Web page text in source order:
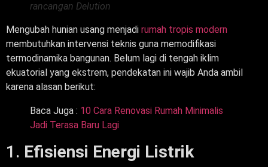
rancangan Delution
Mengubah hunian usang menjadi rumah tropis modern
membutuhkan intervensi teknis guna memodifikasi
termodinamika bangunan. Belum lagi di tengah iklim
ekuatorial yang ekstrem, pendekatan ini wajib Anda ambil
karena alasan berikut:
Baca Juga : 10 Cara Renovasi Rumah Minimalis
Jadi Terasa Baru Lagi
1. Efisiensi Energi Listrik